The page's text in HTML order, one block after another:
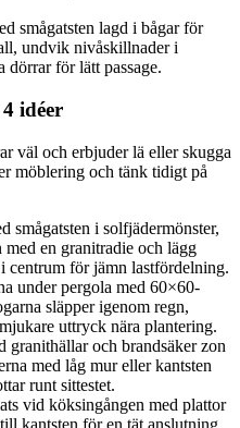
smågatsten lagd i bågar för
undvik nivåskillnader i
dörrar för lätt passage.
idéer
väl och erbjuder lä eller skugga
möblering och tänk tidigt på
smågatsten i solfjädermönster,
med en granitradie och lägg
centrum för jämn lastfördelning.
under pergola med 60×60-
släpper igenom regn,
uttryck nära plantering.
granithällar och brandsäker zon
med låg mur eller kantsten
runt sittestet.
vid köksingången med plattor
kantsten för en tät anslutning